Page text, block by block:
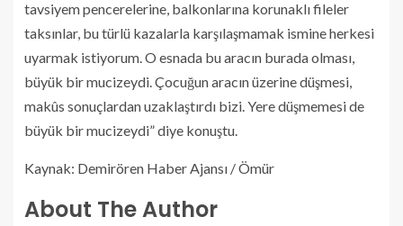
tavsiyem pencerelerine, balkonlarına korunaklı fileler
taksınlar, bu türlü kazalarla karşılaşmamak ismine herkesi
uyarmak istiyorum. O esnada bu aracın burada olması,
büyük bir mucizeydi. Çocuğun aracın üzerine düşmesi,
makûs sonuçlardan uzaklaştırdı bizi. Yere düşmemesi de
büyük bir mucizeydi” diye konuştu.
Kaynak: Demirören Haber Ajansı / Ömür
About The Author